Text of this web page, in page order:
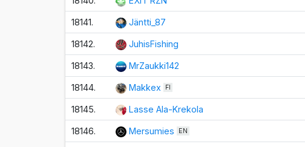
18141. Jäntti_87
18142. JuhisFishing
18143. MrZaukki142
18144. Makkex FI
18145. Lasse Ala-Krekola
18146. Mersumies EN